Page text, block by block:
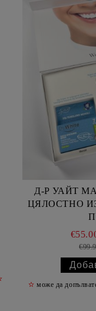
Д-Р УАЙТ
ЦЯЛОСТНО
✫ може да